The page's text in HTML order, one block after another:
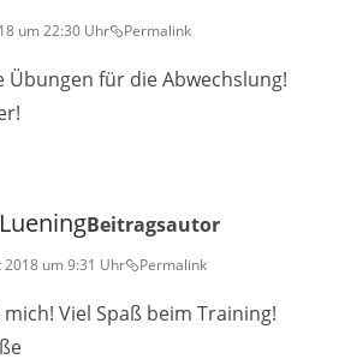
um 22:30 Uhr Permalink
Übungen für die Abwechslung!
Beitragsautor
2018 um 9:31 Uhr Permalink
Viel Spaß beim Training!